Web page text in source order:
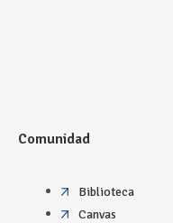
Comunidad
Biblioteca
Canvas